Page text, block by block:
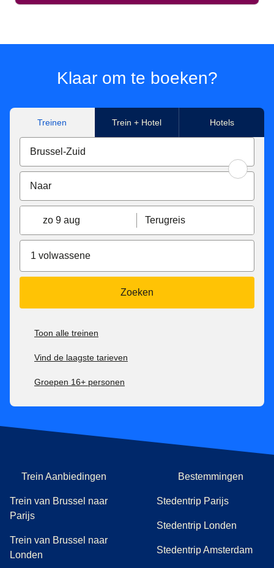
Klaar om te boeken?
Treinen Trein + Hotel Hotels
zo 9 aug Terugreis
1 volwassene
Zoeken
Toon alle treinen
Vind de laagste tarieven
Groepen 16+ personen
Trein Aanbiedingen
Trein van Brussel naar
Parijs
Trein van Brussel naar
Londen
Bestemmingen
Stedentrip Parijs
Stedentrip Londen
Stedentrip Amsterdam